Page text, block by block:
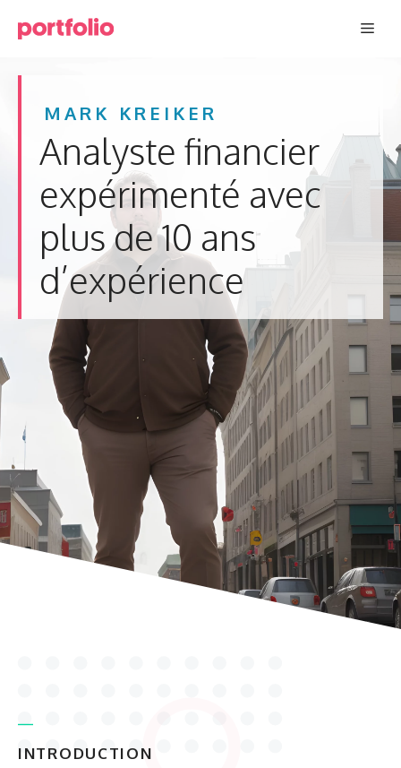
MARK KREIKER
Analyste financier
expérimenté avec
plus de 10 ans
d’expérience
INTRODUCTION